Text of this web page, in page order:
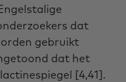
dat
gebruikt
dat het
[4,41].